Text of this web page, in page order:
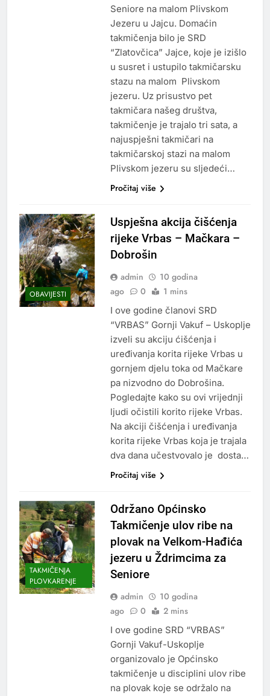
Seniore na malom Plivskom
Jezeru u Jajcu. Domaćin
takmičenja bilo je SRD
“Zlatovčica” Jajce, koje je izišlo
u susret i ustupilo takmičarsku
stazu na malom Plivskom
jezeru. Uz prisustvo pet
takmičara našeg društva,
takmičenje je trajalo tri sata, a
najuspješni takmičari na
takmičarskoj stazi na malom
Plivskom jezeru su sljedeći…
Pročitaj više
OBAVIJESTI
Uspješna akcija čišćenja
rijeke Vrbas – Mačkara –
Dobrošin
admin
10 godina
ago
0 1 mins
I ove godine članovi SRD
“VRBAS” Gornji Vakuf – Uskoplje
izveli su akciju ćišćenja i
uređivanja korita rijeke Vrbas u
gornjem djelu toka od Mačkare
pa nizvodno do Dobrošina.
Pogledajte kako su ovi vrijednji
ljudi očistili korito rijeke Vrbas.
Na akciji čišćenja i uređivanja
korita rijeke Vrbas koja je trajala
dva dana učestvovalo je dosta…
Pročitaj više
TAKMIČENJA
PLOVKARENJE
Održano Općinsko
Takmičenje ulov ribe na
plovak na Velkom-Hađića
jezeru u Ždrimcima za
Seniore
admin
10 godina
ago
0 2 mins
I ove godine SRD “VRBAS”
Gornji Vakuf-Uskoplje
organizovalo je Općinsko
takmičenje u disciplini ulov ribe
na plovak koje se održalo na